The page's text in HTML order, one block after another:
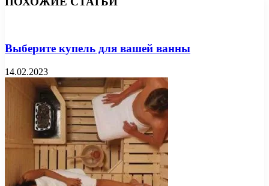
Выберите купель для вашей ванны
14.02.2023